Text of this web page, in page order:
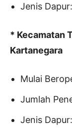
Jenis
* Kecamatan
Kartanegara
Mulai
Jumlah
Jenis